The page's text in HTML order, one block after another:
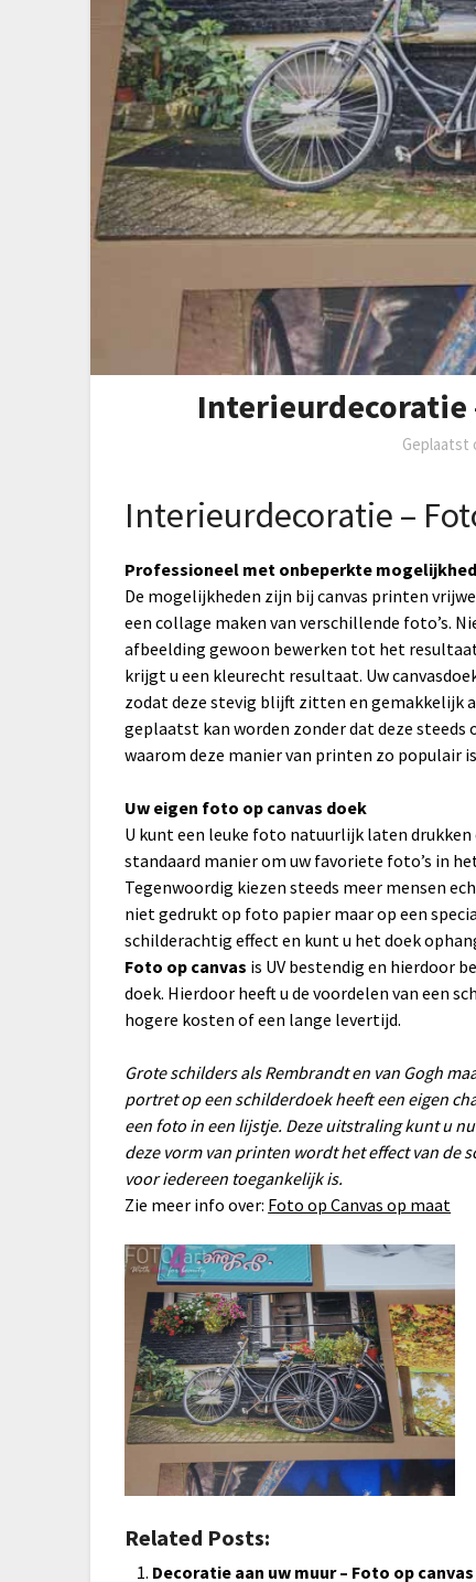
Interieurdecoratie
Geplaatst
Interieurdecoratie –
Professioneel met onbeperkte
De mogelijkheden zijn bij canvas printen
een collage maken van verschillende foto’s.
afbeelding gewoon bewerken tot het
krijgt u een kleurecht resultaat. Uw
zodat deze stevig blijft zitten en gemakkelijk
geplaatst kan worden zonder dat deze steeds
waarom deze manier van printen zo populair
Uw eigen foto op canvas doek
U kunt een leuke foto natuurlijk laten
standaard manier om uw favoriete foto’s in
Tegenwoordig kiezen steeds meer mensen
niet gedrukt op foto papier maar op een
schilderachtig effect en kunt u het doek
Foto op canvas is UV bestendig en hierdoor
doek. Hierdoor heeft u de voordelen van een
hogere kosten of een lange levertijd.
Grote schilders als Rembrandt en van Gogh
portret op een schilderdoek heeft een eigen
een foto in een lijstje. Deze uitstraling kunt u
deze vorm van printen wordt het effect van de
voor iedereen toegankelijk is.
Zie meer info over: Foto op Canvas op maat
Related Posts:
Decoratie aan uw muur – Foto op canvas